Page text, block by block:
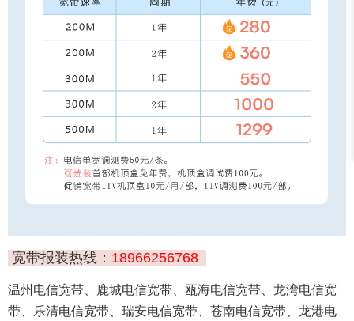
宽带报装热线： 18966256768
温州电信宽带、鹿城电信宽带、瓯海电信宽带、龙湾电信宽
带、乐清电信宽带、瑞安电信宽带、苍南电信宽带、龙港电